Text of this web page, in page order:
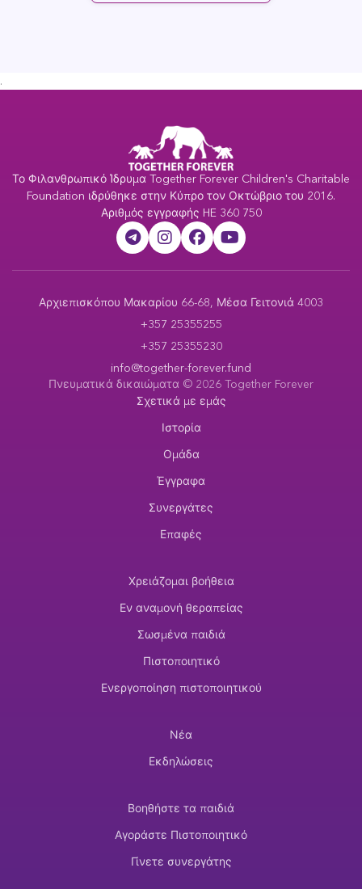
.
Το Φιλανθρωπικό Ίδρυμα Together Forever Children's Charitable
Foundation ιδρύθηκε στην Κύπρο τον Οκτώβριο του 2016.
Αριθμός εγγραφής HE 360 750
Αρχιεπισκόπου Μακαρίου 66-68, Μέσα Γειτονιά 4003
+357 25355255
+357 25355230
info@together-forever.fund
Πνευματικά δικαιώματα © 2026 Together Forever
Σχετικά με εμάς
Ιστορία
Ομάδα
Έγγραφα
Συνεργάτες
Επαφές
Χρειάζομαι βοήθεια
Εν αναμονή θεραπείας
Σωσμένα παιδιά
Πιστοποιητικό
Ενεργοποίηση πιστοποιητικού
Νέα
Εκδηλώσεις
Βοηθήστε τα παιδιά
Αγοράστε Πιστοποιητικό
Γίνετε συνεργάτης